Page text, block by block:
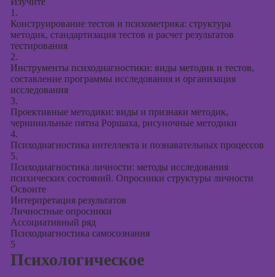
1.
Конструирование тестов и психометрика: структура
методик, стандартизация тестов и расчет результатов
тестирования
2.
Инструменты психодиагностики: виды методик и тестов,
составление программы исследования и организация
исследования
3.
Проективные методики: виды и признаки методик,
чернииильные пятна Роршаха, рисуночные методики
4.
Психодиагностика интеллекта и познавательных процессов
5.
Психодиагностика личности: методы исследования
психических состояний. Опросники структуры личности
Освоите
Интерпретация результатов
Личностные опросники
Ассоциативный ряд
Психодиагностика самосознания
5
Психологическое